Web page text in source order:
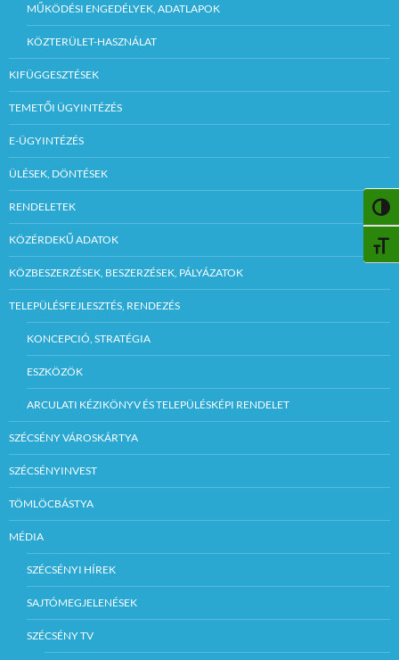
MŰKÖDÉSI ENGEDÉLYEK, ADATLAPOK
KÖZTERÜLET-HASZNÁLAT
KIFÜGGESZTÉSEK
TEMETŐI ÜGYINTÉZÉS
E-ÜGYINTÉZÉS
ÜLÉSEK, DÖNTÉSEK
RENDELETEK
KÖZÉRDEKŰ ADATOK
KÖZBESZERZÉSEK, BESZERZÉSEK, PÁLYÁZATOK
TELEPÜLÉSFEJLESZTÉS, RENDEZÉS
KONCEPCIÓ, STRATÉGIA
ESZKÖZÖK
ARCULATI KÉZIKÖNYV ÉS TELEPÜLÉSKÉPI RENDELET
SZÉCSÉNY VÁROSKÁRTYA
SZÉCSÉNYINVEST
TÖMLÖCBÁSTYA
MÉDIA
SZÉCSÉNYI HÍREK
SAJTÓMEGJELENÉSEK
SZÉCSÉNY TV